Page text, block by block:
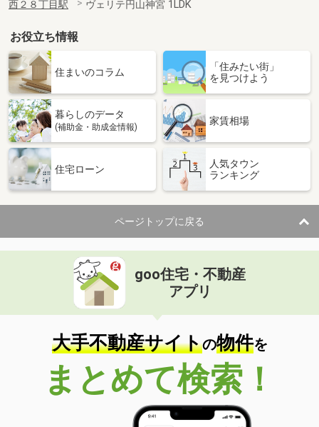
西２８丁目駅
ヴェリテ円山神宮 1LDK
お役立ち情報
住まいのコラム
「住みたい街」
を見つけよう
暮らしのデータ
(補助金・助成金情報)
家賃相場
住宅ローン
人気タウン
ランキング
ページトップに戻る
goo住宅・不動産
アプリ
大手不動産サイトの物件を
まとめて検索！